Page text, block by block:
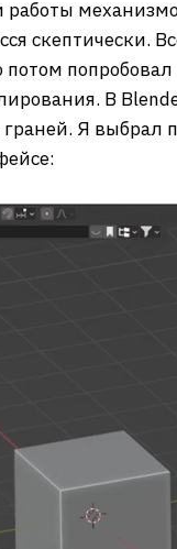
В
граней. Я